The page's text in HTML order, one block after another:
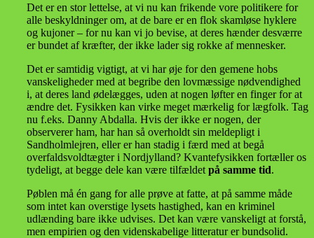
Det er en stor lettelse, at vi nu kan frikende vore politikere for
alle beskyldninger om, at de bare er en flok skamløse hyklere
og kujoner – for nu kan vi jo bevise, at deres hænder desværre
er bundet af kræfter, der ikke lader sig rokke af mennesker.
Det er samtidig vigtigt, at vi har øje for den gemene hobs
vanskeligheder med at begribe den lovmæssige nødvendighed
i, at deres land ødelægges, uden at nogen løfter en finger for at
ændre det. Fysikken kan virke meget mærkelig for lægfolk. Tag
nu f.eks. Danny Abdalla. Hvis der ikke er nogen, der
observerer ham, har han så overholdt sin meldepligt i
Sandholmlejren, eller er han stadig i færd med at begå
overfaldsvoldtægter i Nordjylland? Kvantefysikken fortæller os
tydeligt, at begge dele kan være tilfældet på samme tid.
Pøblen må én gang for alle prøve at fatte, at på samme måde
som intet kan overstige lysets hastighed, kan en kriminel
udlænding bare ikke udvises. Det kan være vanskeligt at forstå,
men empirien og den videnskabelige litteratur er bundsolid.